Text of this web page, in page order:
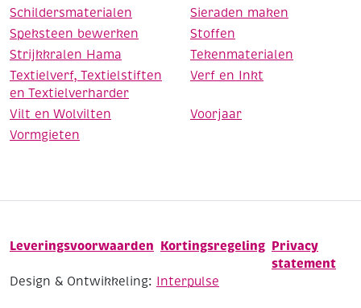
Schildersmaterialen
Sieraden maken
Speksteen bewerken
Stoffen
Strijkkralen Hama
Tekenmaterialen
Textielverf, Textielstiften
en Textielverharder
Verf en Inkt
Vilt en Wolvilten
Voorjaar
Vormgieten
Leveringsvoorwaarden Kortingsregeling Privacy
statement
Design & Ontwikkeling: Interpulse